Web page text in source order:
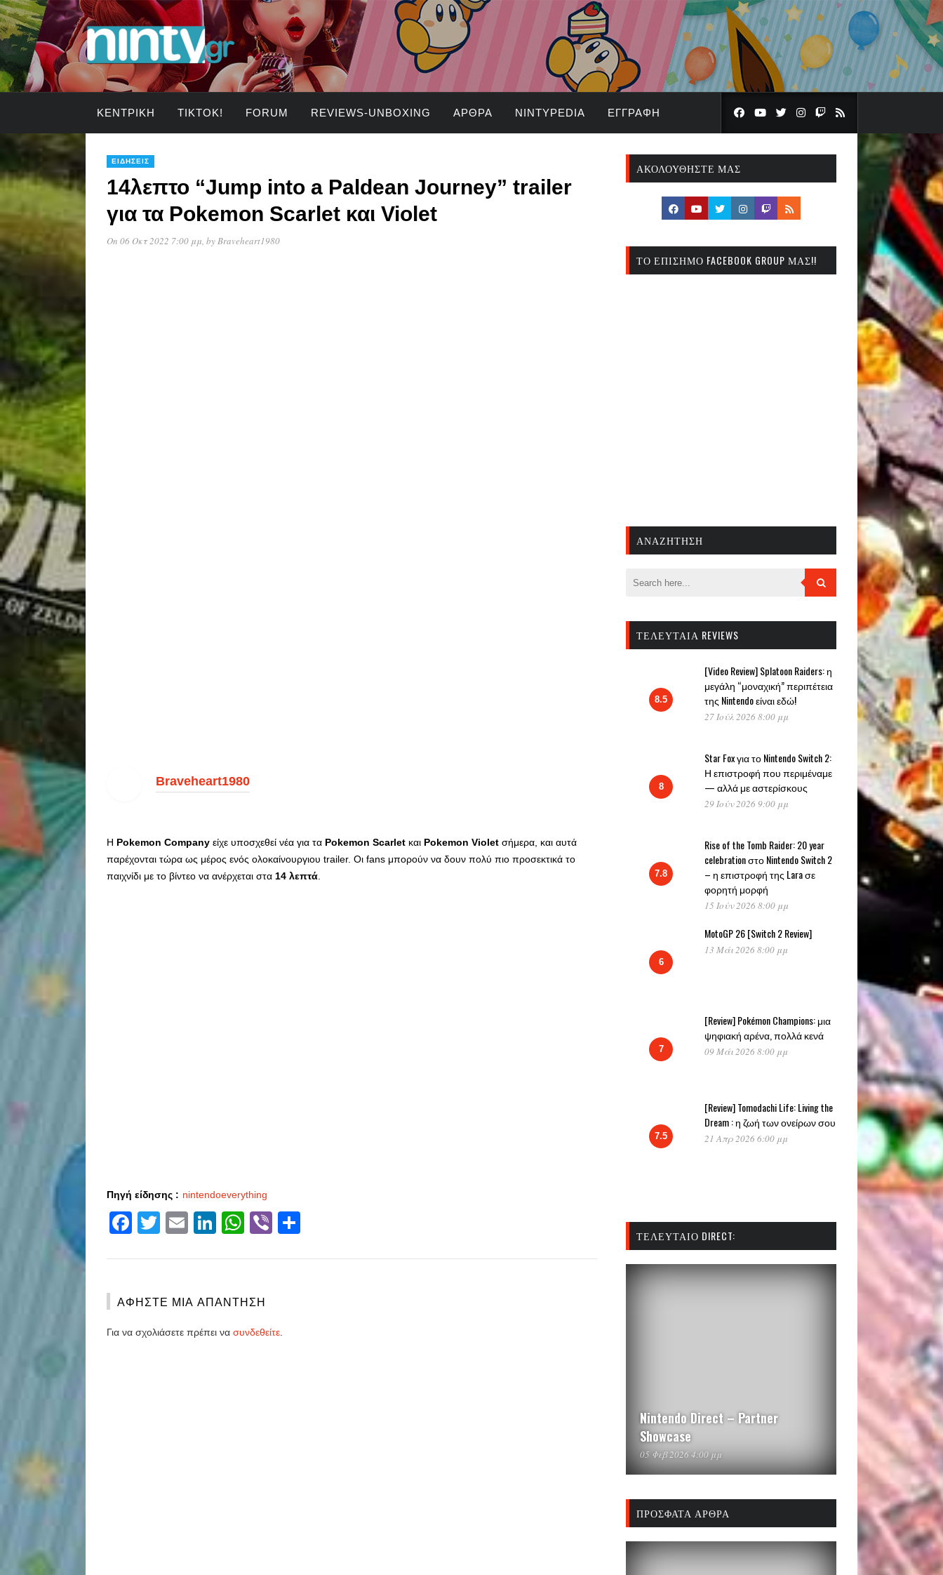
ΚΕΝΤΡΙΚΉ TIKTOK! FORUM REVIEWS-UNBOXING ΆΡΘΡΑ NINTYPEDIA ΕΓΓΡΑΦΉ
ΕΙΔΉΣΕΙΣ
14λεπτο “Jump into a Paldean Journey” trailer
για τα Pokemon Scarlet και Violet
On 06 Οκτ 2022 7:00 μμ, byBraveheart1980
Braveheart1980
Η Pokemon Company είχε υποσχεθεί νέα για τα Pokemon Scarlet και Pokemon Violet σήμερα, και αυτά
παρέχονται τώρα ως μέρος ενός ολοκαίνουργιου trailer. Οι fans μπορούν να δουν πολύ πιο προσεκτικά το
παιχνίδι με το βίντεο να ανέρχεται στα 14 λεπτά
Πηγή είδησης : nintendoeverything
Facebook
Twitter
EmailLinkedIn
WhatsApp
Viber
ΑΦΉΣΤΕ ΜΙΑ ΑΠΆΝΤΗΣΗ
Για να σχολιάσετε πρέπει να συνδεθείτε
ΑΚΟΛΟΥΘΉΣΤΕ ΜΑΣ
ΤΟ ΕΠΊΣΗΜΟ FACEBOOK GROUP ΜΑΣ!!
ΑΝΑΖΉΤΗΣΗ
ΤΕΛΕΥΤΑΊΑ REVIEWS
8.5
[Video Review] Splatoon Raiders: η
μεγάλη “μοναχική” περιπέτεια
της Nintendo είναι εδώ!
27 Ιούλ 2026 8:00 μμ
8
Star Fox για το Nintendo Switch 2:
Η επιστροφή που περιμέναμε
— αλλά με αστερίσκους
29 Ιούν 2026 9:00 μμ
7.8
Rise of the Tomb Raider: 20 year
celebration στο Nintendo Switch 2
– η επιστροφή της Lara σε
φορητή μορφή
15 Ιούν 2026 8:00 μμ
6
MotoGP 26 [Switch 2 Review]
13 Μάι 2026 8:00 μμ
7
[Review] Pokémon Champions: μια
ψηφιακή αρένα, πολλά κενά
09 Μάι 2026 8:00 μμ
7.5
[Review] Tomodachi Life: Living the
Dream : η ζωή των ονείρων σου
21 Απρ 2026 6:00 μμ
ΤΕΛΕΥΤΑΊΟ DIRECT:
Nintendo Direct – Partner
Showcase
05 Φεβ 2026 4:00 μμ
ΠΡΌΣΦΑΤΑ ΆΡΘΡΑ